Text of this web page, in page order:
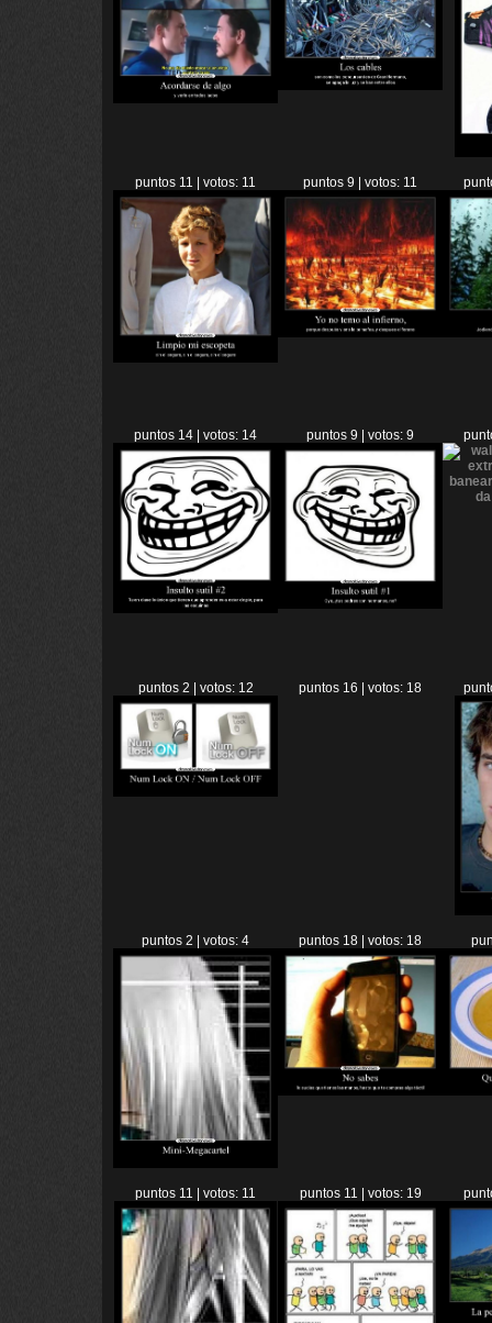
puntos 11 | votos: 11 puntos 9 | votos: 11
puntos 14 | votos: 14 puntos 9 | votos: 9
puntos 2 | votos: 12 puntos 16 | votos: 18
puntos 2 | votos: 4 puntos 18 | votos: 18
puntos 11 | votos: 11 puntos 11 | votos: 19